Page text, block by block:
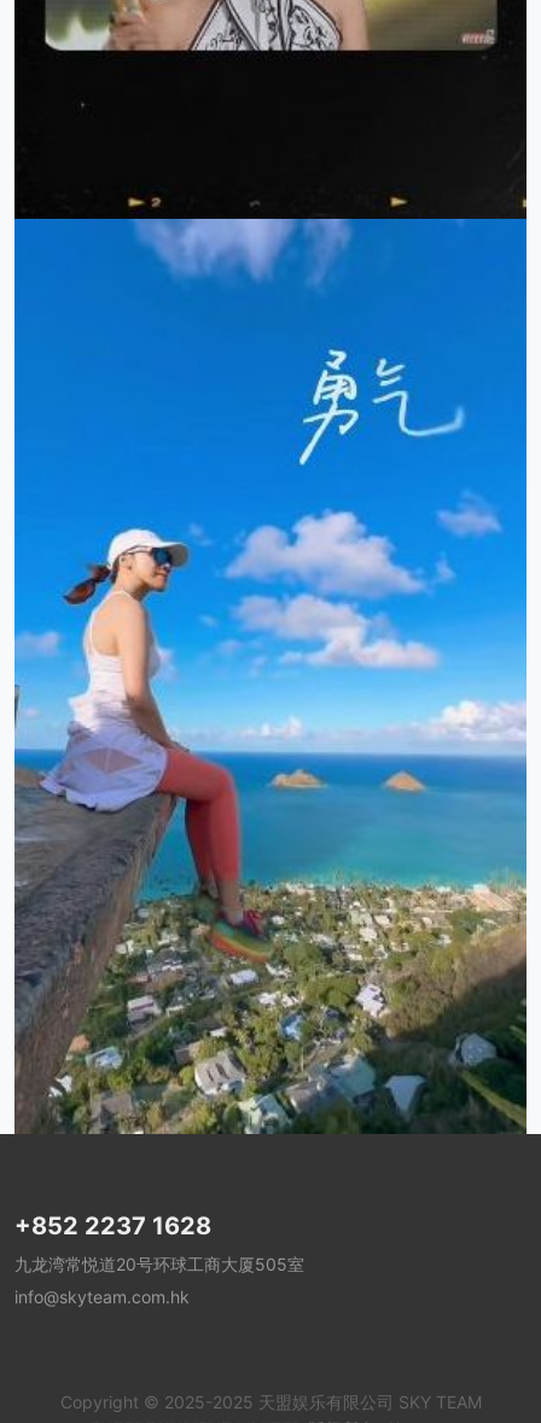
+852 2237 1628
九龙湾常悦道20号环球工商大厦505室
info@skyteam.com.hk
Copyright © 2025-2025 天盟娱乐有限公司 SKY TEAM